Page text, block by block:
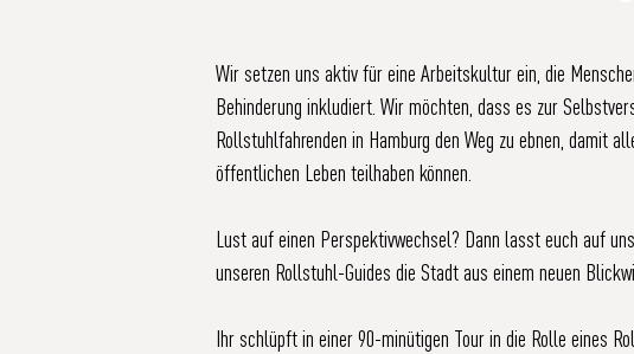
Wir setzen uns aktiv für eine Arbeitskultur ein, die
Behinderung inkludiert. Wir möchten, dass es zur
Rollstuhlfahrenden in Hamburg den Weg zu ebnen, damit
öffentlichen Leben teilhaben können.
Lust auf einen Perspektivwechsel? Dann lasst euch auf
unseren Rollstuhl-Guides die Stadt aus einem neuen
Ihr schlüpft in einer 90-minütigen Tour in die Rolle eines